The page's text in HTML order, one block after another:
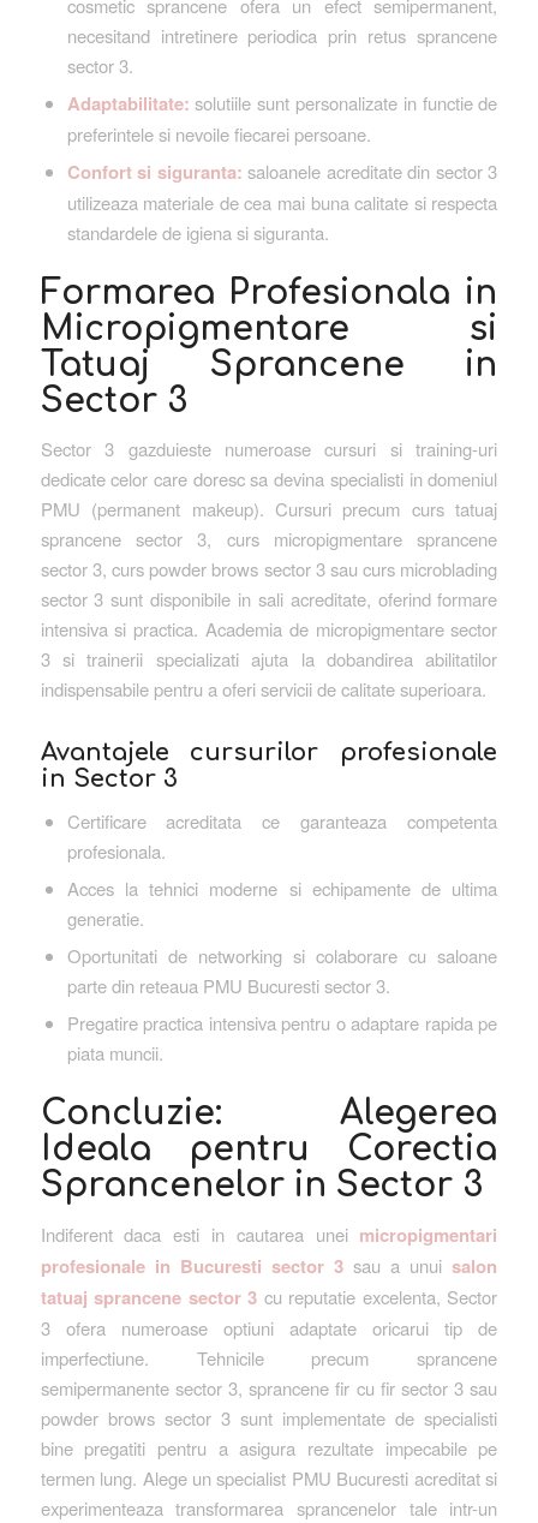
necesitand intretinere periodica prin retus sprancene
sector 3.
Adaptabilitate: solutiile sunt personalizate in functie de
preferintele si nevoile fiecarei persoane.
Confort si siguranta: saloanele acreditate din sector 3
utilizeaza materiale de cea mai buna calitate si respecta
standardele de igiena si siguranta.
Formarea Profesionala in
Micropigmentare si
Tatuaj Sprancene in
Sector 3
Sector 3 gazduieste numeroase cursuri si training-uri
dedicate celor care doresc sa devina specialisti in domeniul
PMU (permanent makeup). Cursuri precum curs tatuaj
sprancene sector 3, curs micropigmentare sprancene
sector 3, curs powder brows sector 3 sau curs microblading
sector 3 sunt disponibile in sali acreditate, oferind formare
intensiva si practica. Academia de micropigmentare sector
3 si trainerii specializati ajuta la dobandirea abilitatilor
indispensabile pentru a oferi servicii de calitate superioara.
Avantajele cursurilor profesionale
in Sector 3
Certificare acreditata ce garanteaza competenta
profesionala.
Acces la tehnici moderne si echipamente de ultima
generatie.
Oportunitati de networking si colaborare cu saloane
parte din reteaua PMU Bucuresti sector 3.
Pregatire practica intensiva pentru o adaptare rapida pe
piata muncii.
Concluzie: Alegerea
Ideala pentru Corectia
Sprancenelor in Sector 3
Indiferent daca esti in cautarea unei micropigmentari
profesionale in Bucuresti sector 3 sau a unui salon
tatuaj sprancene sector 3 cu reputatie excelenta, Sector
3 ofera numeroase optiuni adaptate oricarui tip de
imperfectiune. Tehnicile precum sprancene
semipermanente sector 3, sprancene fir cu fir sector 3 sau
powder brows sector 3 sunt implementate de specialisti
bine pregatiti pentru a asigura rezultate impecabile pe
termen lung. Alege un specialist PMU Bucuresti acreditat si
experimenteaza transformarea sprancenelor tale intr-un